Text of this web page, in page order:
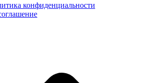
конфиденциальности